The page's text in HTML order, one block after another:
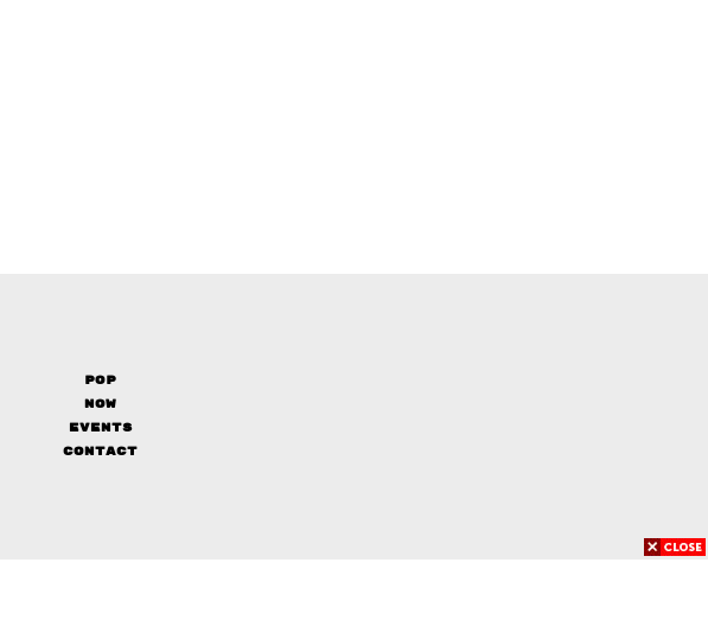
Pop
Now
Events
Contact